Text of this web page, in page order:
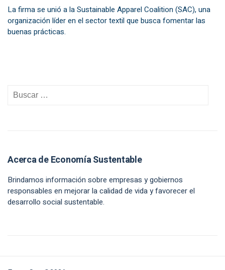
La firma se unió a la Sustainable Apparel Coalition (SAC), una
organización líder en el sector textil que busca fomentar las
buenas prácticas.
Acerca de Economía Sustentable
Brindamos información sobre empresas y gobiernos
responsables en mejorar la calidad de vida y favorecer el
desarrollo social sustentable.